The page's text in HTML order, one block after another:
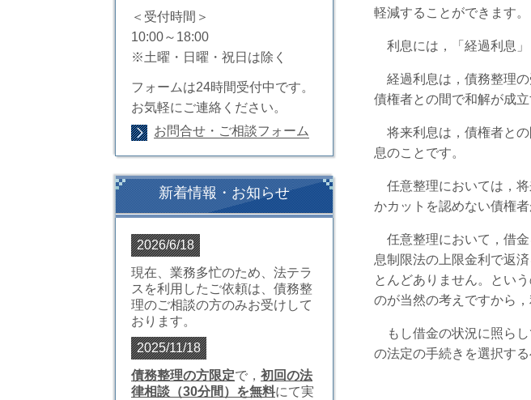
軽減することができます。
利息には，「経過利息」
経過利息は，債務整理の
債権者との間で和解が成
将来利息は，債権者との
息のことです。
任意整理においては，将
かカットを認めない債権者
任意整理において，借金
息制限法の上限金利で返
とんどありません。とい
のが当然の考えですから
もし借金の状況に照らし
の法定の手続きを選択する
＜受付時間＞
10:00～18:00
※土曜・日曜・祝日は除く
フォームは24時間受付中です。
お気軽にご連絡ください。
お問合せ・ご相談フォーム
新着情報・お知らせ
2026/6/18
現在、業務多忙のため、法テラ
スを利用したご依頼は、債務整
理のご相談の方のみお受けして
おります。
2025/11/18
債務整理の方限定で， 初回の法
律相談（30分間）を無料にて実